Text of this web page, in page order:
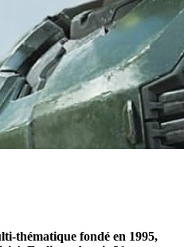
thématique fondé en 1995,